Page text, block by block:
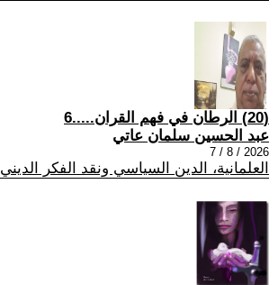
(20) الرطان في فهم القران.....6
عبد الحسين سلمان عاتي
2026 / 8 / 7
العلمانية، الدين السياسي ونقد الفكر الديني